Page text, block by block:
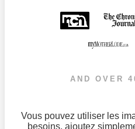
AND OVER
Vous pouvez utiliser les
besoins, ajoutez